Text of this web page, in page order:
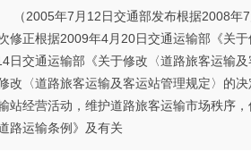
2005年7月12日交通部发布根据2008年7
修正根据2009年4月20日交通运输部《关
日交通运输部《关于修改〈道路旅客运输
改〈道路旅客运输及客运站管理规定〉
站经营活动，维护道路旅客运输市场秩序
路运输条例》及有关